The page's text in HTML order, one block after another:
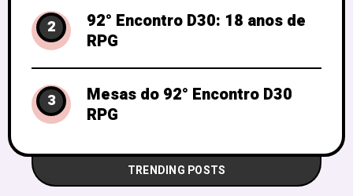
2
92° Encontro D30: 18 anos de
RPG
3
Mesas do 92° Encontro D30
RPG
TRENDING POSTS